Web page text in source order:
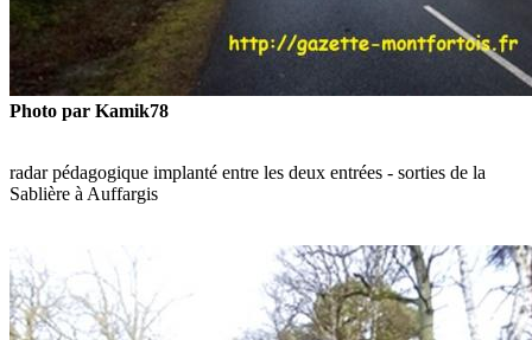
Photo par Kamik78
radar pédagogique implanté entre les deux entrées - sorties de la
Sablière à Auffargis